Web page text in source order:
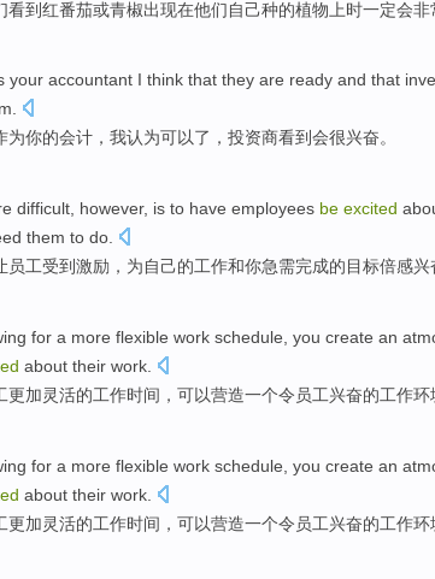
看到红番茄或青椒出现在他们自己种的植物上时一定会非
your accountant I think that they are ready and that
为你的会计 ， 我认为可以了 ， 投资商看到会很兴奋。
difficult however, is to have employees be excited
them to do
员工受到激励， 为自己的工作和你急需完成的目标倍感兴
for a more flexible work schedule , you create an
about their work
更加灵活的工作时间 ， 可以营造一个令员工兴奋的工作环
for a more flexible work schedule , you create an
about their work
更加灵活的工作时间 ， 可以营造一个令员工兴奋的工作环